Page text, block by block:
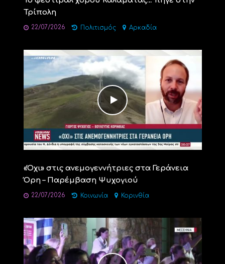
Τρίπολη
22/07/2026 Πολιτισμός Αρκαδία
«Όχι» στις ανεμογεννήτριες στα Γεράνεια
Όρη – Παρέμβαση Ψυχογιού
22/07/2026 Κοινωνία Κορινθία